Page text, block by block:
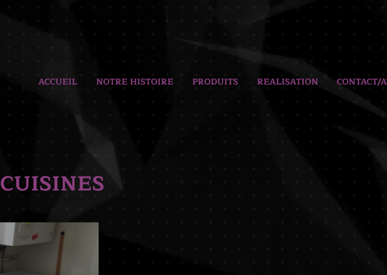
ACCUEIL NOTRE HISTOIRE PRODUITS REALISATION CONTACT/
CUISINES